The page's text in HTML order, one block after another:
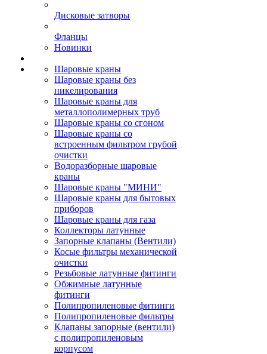
Дисковые затворы
Фланцы
Новинки
Шаровые краны
Шаровые краны без
никелирования
Шаровые краны для
металлополимерных труб
Шаровые краны со сгоном
Шаровые краны со
встроенным фильтром грубой
очистки
Водоразборные шаровые
краны
Шаровые краны "МИНИ"
Шаровые краны для бытовых
приборов
Шаровые краны для газа
Коллекторы латунные
Запорные клапаны (Вентили)
Косые фильтры механической
очистки
Резьбовые латунные фитинги
Обжимные латунные
фитинги
Полипропиленовые фитинги
Полипропиленовые фильтры
Клапаны запорные (вентили)
с полипропиленовым
корпусом